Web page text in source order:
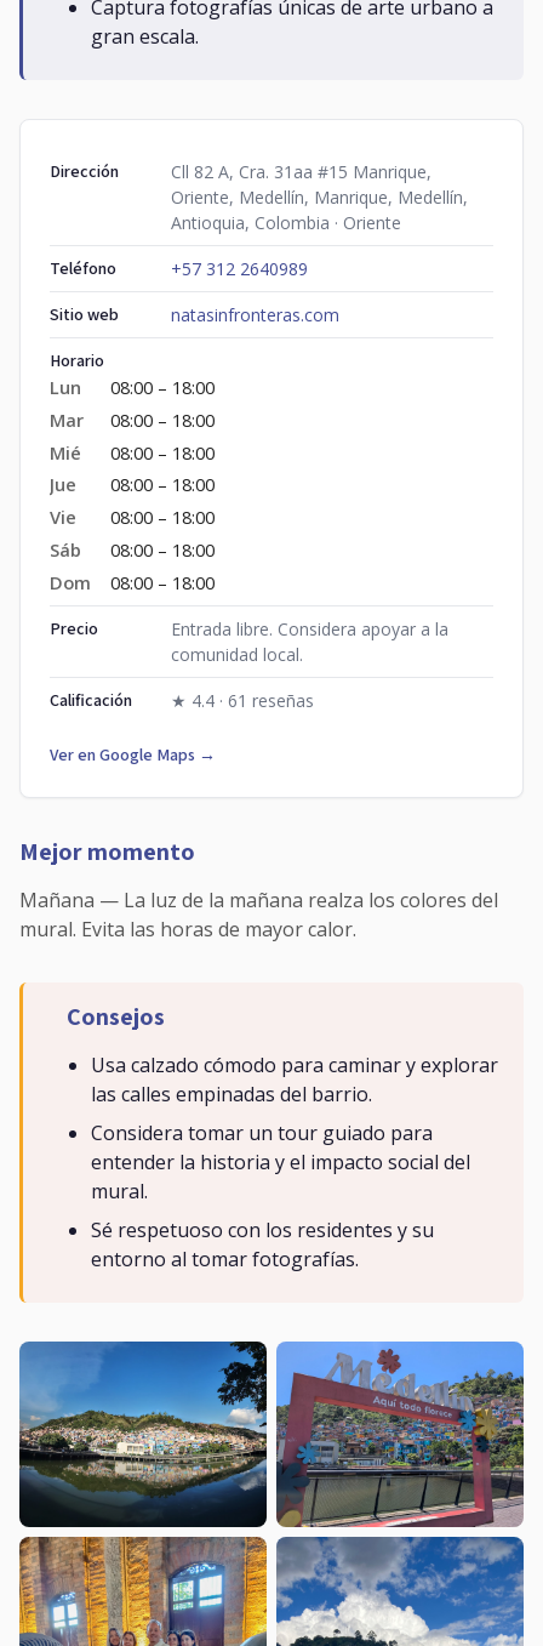
Captura fotografías únicas de arte urbano a
gran escala.
Dirección
Cll 82 A, Cra. 31aa #15 Manrique,
Oriente, Medellín, Manrique, Medellín,
Antioquia, Colombia · Oriente
Teléfono +57 312 2640989
Sitio web natasinfronteras.com
Horario
Lun
08:00 – 18:00
Mar
08:00 – 18:00
Mié
08:00 – 18:00
Jue
08:00 – 18:00
Vie
08:00 – 18:00
Sáb
08:00 – 18:00
Dom
08:00 – 18:00
Precio
Entrada libre. Considera apoyar a la
comunidad local.
Calificación ★ 4.4 · 61 reseñas
Ver en Google Maps →
Mejor momento
Mañana — La luz de la mañana realza los colores del
mural. Evita las horas de mayor calor.
Consejos
Usa calzado cómodo para caminar y explorar
las calles empinadas del barrio.
Considera tomar un tour guiado para
entender la historia y el impacto social del
mural.
Sé respetuoso con los residentes y su
entorno al tomar fotografías.